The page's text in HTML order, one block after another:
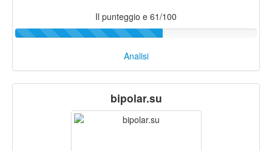
Il punteggio e 61/100
Analisi
bipolar.su